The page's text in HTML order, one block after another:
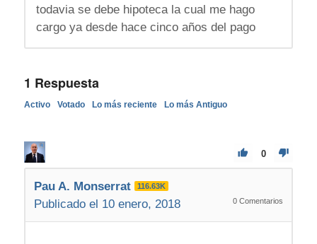
todavia se debe hipoteca la cual me hago
cargo ya desde hace cinco años del pago
1 Respuesta
Activo Votado Lo más reciente Lo más Antiguo
0
Pau A. Monserrat 116.63K
Publicado el 10 enero, 2018 0 Comentarios